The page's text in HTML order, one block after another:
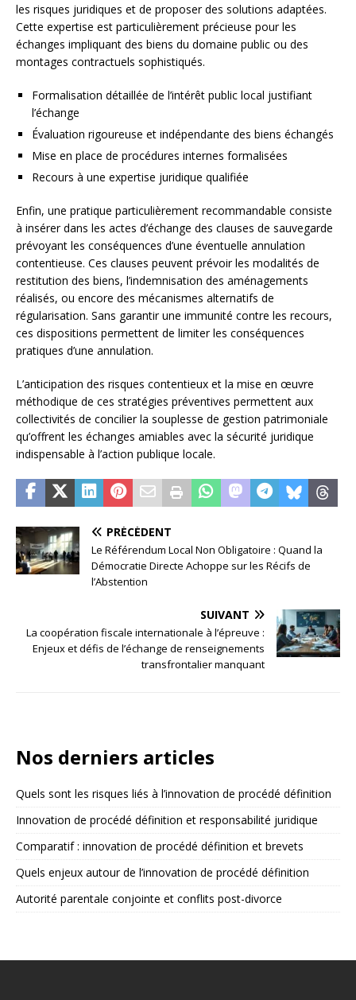
les risques juridiques et de proposer des solutions adaptées.
Cette expertise est particulièrement précieuse pour les
échanges impliquant des biens du domaine public ou des
montages contractuels sophistiqués.
Formalisation détaillée de l’intérêt public local justifiant
l’échange
Évaluation rigoureuse et indépendante des biens échangés
Mise en place de procédures internes formalisées
Recours à une expertise juridique qualifiée
Enfin, une pratique particulièrement recommandable consiste
à insérer dans les actes d’échange des clauses de sauvegarde
prévoyant les conséquences d’une éventuelle annulation
contentieuse. Ces clauses peuvent prévoir les modalités de
restitution des biens, l’indemnisation des aménagements
réalisés, ou encore des mécanismes alternatifs de
régularisation. Sans garantir une immunité contre les recours,
ces dispositions permettent de limiter les conséquences
pratiques d’une annulation.
L’anticipation des risques contentieux et la mise en œuvre
méthodique de ces stratégies préventives permettent aux
collectivités de concilier la souplesse de gestion patrimoniale
qu’offrent les échanges amiables avec la sécurité juridique
indispensable à l’action publique locale.
PRÉCÉDENT
Le Référendum Local Non Obligatoire : Quand la
Démocratie Directe Achoppe sur les Récifs de
l’Abstention
SUIVANT
La coopération fiscale internationale à l’épreuve :
Enjeux et défis de l’échange de renseignements
transfrontalier manquant
Nos derniers articles
Quels sont les risques liés à l’innovation de procédé définition
Innovation de procédé définition et responsabilité juridique
Comparatif : innovation de procédé définition et brevets
Quels enjeux autour de l’innovation de procédé définition
Autorité parentale conjointe et conflits post-divorce